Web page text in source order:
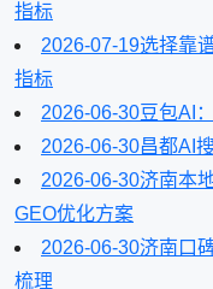
指标
2026-07-19选择靠
指标
2026-06-30豆包AI
2026-06-30昌都AI
2026-06-30济南本
GEO优化方案
2026-06-30济南口
梳理